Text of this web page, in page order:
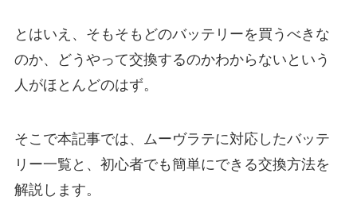
とはいえ、そもそもどのバッテリーを買うべきな
のか、どうやって交換するのかわからないという
人がほとんどのはず。
そこで本記事では、ムーヴラテに対応したバッテ
リー一覧と、初心者でも簡単にできる交換方法を
解説します。